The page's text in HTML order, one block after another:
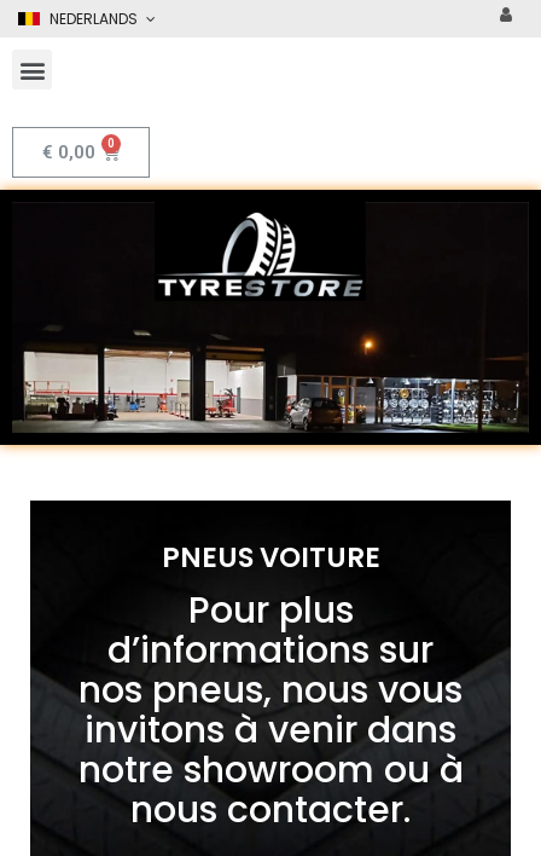
NEDERLANDS
€ 0,00
PNEUS VOITURE
Pour plus
d’informations sur
nos pneus, nous vous
invitons à venir dans
notre showroom ou à
nous contacter.